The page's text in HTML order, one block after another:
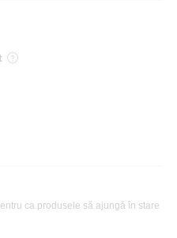
ca produsele să ajungă în stare